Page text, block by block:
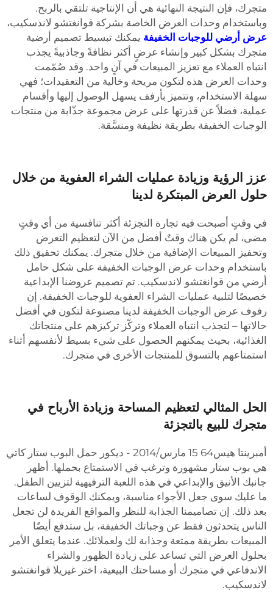
فإن النتيجة النهائية هي أن الإنتاجية تلتقي بالربح.
وحدات العرض الخاصة بشركة قوانغتشو لاندسكيب،
أرضي للوجبات الخفيفةيمكنك تبسيط تصميم أرضية
بشكل كبير وإنشاء عرضٍ أكثر نظافةً وجاذبيةً يجذب
العملاء مع تعزيز المبيعات في آنٍ واحد. وقد صُمّمت
العرض هذه لتكون مريحة وخالية من التعقيدات؛ فهي
الاستخدام، وتتميز بأرفف يسهل الوصول إليها وأقسام
فضلاً عن قدرتها على عرض مجموعة جذّابة من منتجات
الخفيفة بطريقة نظيفة ومنسَّقة.
الرؤية وزيادة عمليات الشراء العفوية من خلال
العرض المبتكرة لدينا
وقتٍ أصبحت فيه تجارة التجزئة أكثر تنافسية من أي وقتٍ
لم يكن هناك وقتٌ أفضل من الآن لتعظيم التعرض
المبيعات الإضافية من خلال متجرك. يمكنك تحقيق ذلك
وحدات عرض الوجبات الخفيفة على شكل حامل
من قوانغتشو لاندسكيب. تم تصميم عروضنا الإبداعية
لتلبية عمليات الشراء العفوية للوجبات الخفيفة. إن
عرض الوجبات الخفيفة لدينا مصنوعة لتكون في أفضل
– لتجذب انتباه العملاء وتركّز تركيزهم على منتجاتك
بحيث يمكنهم الحصول على شيء بسيط لأنفسهم أثناء
بالتسوق للمنتجات الأخرى في متجرك.
المثالي لتعظيم المساحة وزيادة الأرباح في
للبيع بالتجزئة
أمبرينتا هيس64 15 مارس/2014 - ديكور حمل البوب ستار كاتي
بوب ستار مشهورة وترغب في الاستمتاع بحملها. أظهر
الأنيق والإبداعي في هذه اللعبة الترفيهية لتزيين الطفل.
عليك سوى جعل الأجواء مناسبة، ويمكنك الوقوف لساعات
ذلك. إن تصاميمنا الجذابة للنظر والمواقع الفريدة لن تجعل
يتحدثون فقط عن وجباتك الخفيفة، بل ستدفع أيضًا
بطريقة ممتعة وجذابة لك ولعملائك. عندما يتعلق الأمر
العرض التي تساعد على زيادة الظهور والشراء
في متجرك أو مساحتك البيعية، اختر غيريلا قوانغتشو